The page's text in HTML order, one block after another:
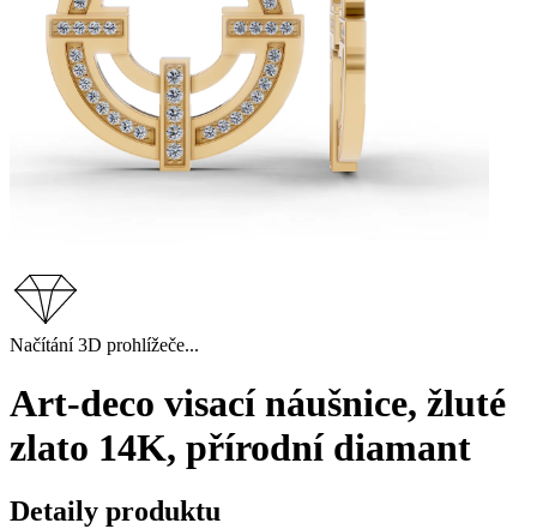
Načítání 3D prohlížeče...
Art-deco visací náušnice, žluté
zlato 14K, přírodní diamant
Detaily produktu